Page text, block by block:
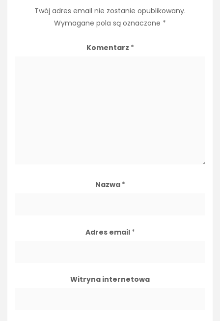
Twój adres email nie zostanie opublikowany.
Wymagane pola są oznaczone *
Komentarz *
Nazwa *
Adres email *
Witryna internetowa